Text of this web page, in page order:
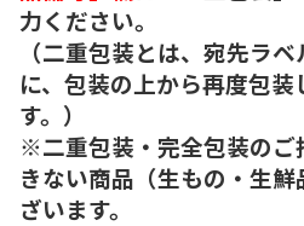
力ください。
（二重包装とは、宛先ラ
に、包装の上から再度包装
す。）
※二重包装・完全包装のご
きない商品（生もの・生
ざいます。